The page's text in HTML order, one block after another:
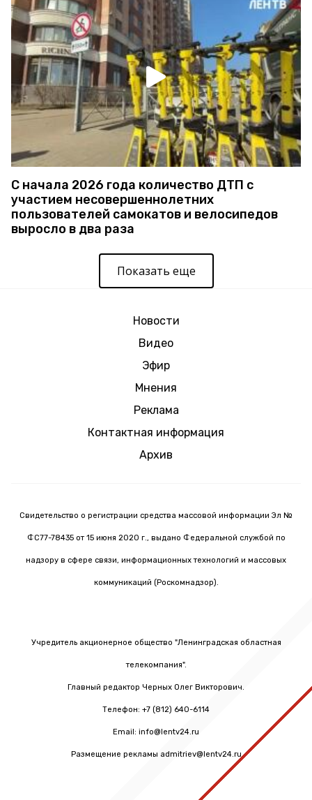
С начала 2026 года количество ДТП с
участием несовершеннолетних
пользователей самокатов и велосипедов
выросло в два раза
Показать еще
Новости
Видео
Эфир
Мнения
Реклама
Контактная информация
Архив
Свидетельство о регистрации средства массовой информации Эл №
ФС77-78435 от 15 июня 2020 г., выдано Федеральной службой по
надзору в сфере связи, информационных технологий и массовых
коммуникаций (Роскомнадзор).
Учредитель акционерное общество "Ленинградская областная
телекомпания".
Главный редактор Черных Олег Викторович.
Телефон: +7 (812) 640-6114
Email: info@lentv24.ru
Размещение рекламы admitriev@lentv24.ru